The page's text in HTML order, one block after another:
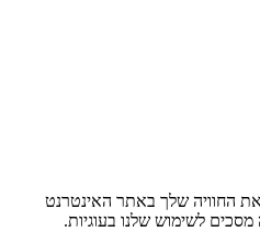
החוויה שלך באתר האינטרנט
לשימוש שלנו בעוגיות.